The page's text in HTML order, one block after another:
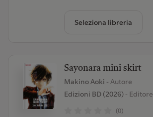
Seleziona libreria
Sayonara mini skirt
Makino Aoki - Autore
Edizioni BD (2026)- Editore
(0)